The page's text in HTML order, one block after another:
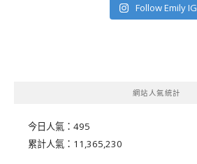
Follow Emily IG
網站人氣統計
今日人氣： 495
累計人氣： 11,365,230